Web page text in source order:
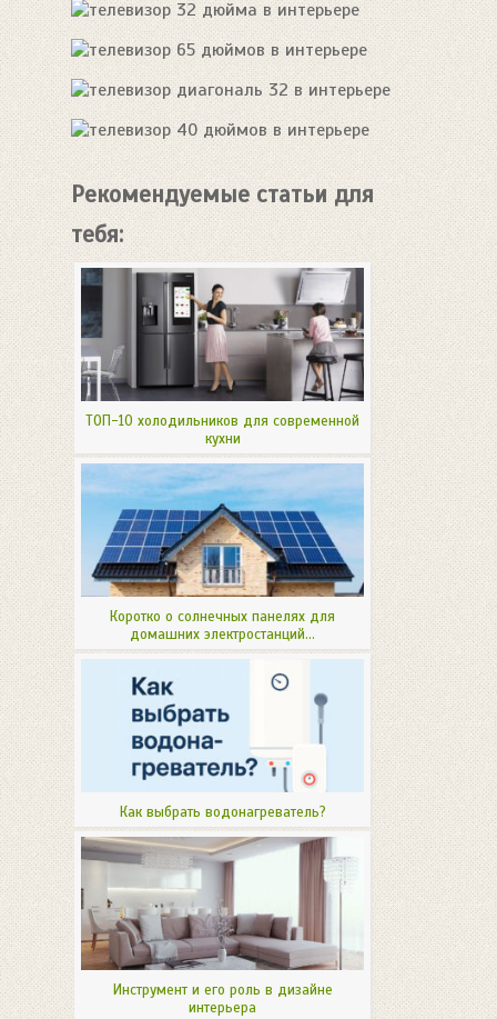
Рекомендуемые статьи для
тебя:
ТОП-10 холодильников для современной
кухни
Коротко о солнечных панелях для
домашних электростанций...
Как выбрать водонагреватель?
Инструмент и его роль в дизайне
интерьера